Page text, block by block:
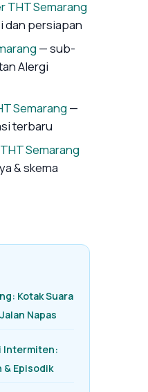
THT Semarang
dan persiapan
— sub-
Alergi
Semarang—
terbaru
Semarang
& skema
Kotak Suara
Napas
Intermiten:
& Episodik